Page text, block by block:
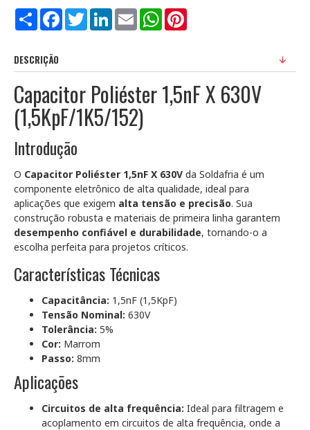
Compartilhar
FacebookTwitterLinkedInEmail WhatsApp
DESCRIÇÃO
Capacitor Poliéster 1,5nF X 630V
(1,5KpF/1K5/152)
Introdução
O Capacitor Poliéster 1,5nF X 630V da Soldafria é um
componente eletrônico de alta qualidade, ideal para
aplicações que exigem alta tensão e precisão. Sua
construção robusta e materiais de primeira linha garantem
desempenho confiável e durabilidade, tornando-o a
escolha perfeita para projetos críticos.
Características Técnicas
Capacitância: 1,5nF (1,5KpF)
Tensão Nominal: 630V
Tolerância: 5%
Cor: Marrom
Passo: 8mm
Aplicações
Circuitos de alta frequência: Ideal para filtragem e
acoplamento em circuitos de alta frequência, onde a